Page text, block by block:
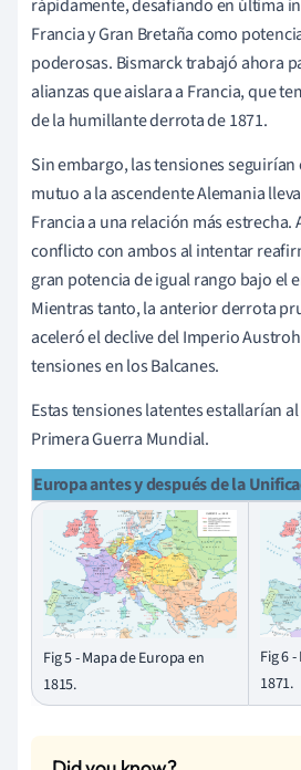
rápidamente, desafiando en última
Francia y Gran Bretaña como
poderosas. Bismarck trabajó ahora
alianzas que aislara a Francia, que
de la humillante derrota de 1871.
Sin embargo, las tensiones
mutuo a la ascendente Alemania
Francia a una relación más
conflicto con ambos al intentar
gran potencia de igual rango bajo el
Mientras tanto, la anterior derrota
aceleró el declive del Imperio
tensiones en los Balcanes.
Estas tensiones latentes estallarían
Primera Guerra Mundial.
Europa antes y después de la
Fig 5 - Mapa de Europa en
1815.
Fig 6
1871.